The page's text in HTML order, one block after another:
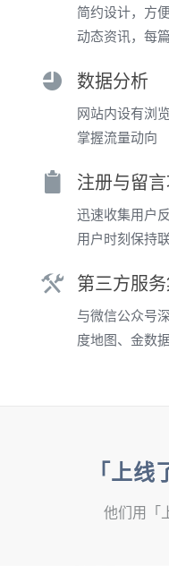
简约设计，方
动态资讯，每
数据分析
网站内设有浏
掌握流量动向
注册与留
迅速收集用户
用户时刻保持
第三方服
与微信公众号
度地图、金数
「上
他们用「